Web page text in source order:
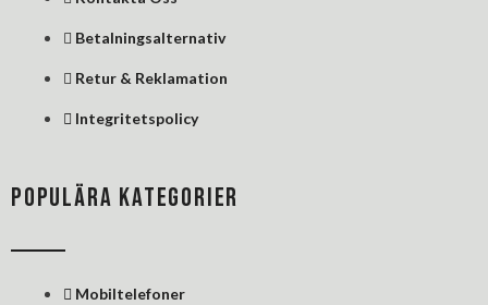
n
Betalningsalternativ
Retur & Reklamation
Integritetspolicy
POPULÄRA KATEGORIER
Mobiltelefoner